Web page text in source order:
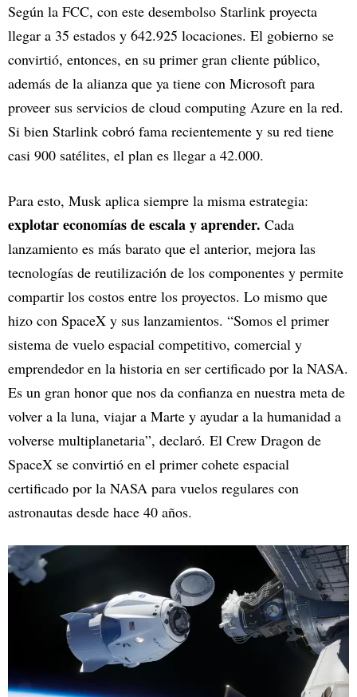
Según la FCC, con este desembolso Starlink proyecta
llegar a 35 estados y 642.925 locaciones. El gobierno se
convirtió, entonces, en su primer gran cliente público,
además de la alianza que ya tiene con Microsoft para
proveer sus servicios de cloud computing Azure en la red.
Si bien Starlink cobró fama recientemente y su red tiene
casi 900 satélites, el plan es llegar a 42.000.
Para esto, Musk aplica siempre la misma estrategia:
explotar economías de escala y aprender. Cada
lanzamiento es más barato que el anterior, mejora las
tecnologías de reutilización de los componentes y permite
compartir los costos entre los proyectos. Lo mismo que
hizo con SpaceX y sus lanzamientos. “Somos el primer
sistema de vuelo espacial competitivo, comercial y
emprendedor en la historia en ser certificado por la NASA.
Es un gran honor que nos da confianza en nuestra meta de
volver a la luna, viajar a Marte y ayudar a la humanidad a
volverse multiplanetaria”, declaró. El Crew Dragon de
SpaceX se convirtió en el primer cohete espacial
certificado por la NASA para vuelos regulares con
astronautas desde hace 40 años.